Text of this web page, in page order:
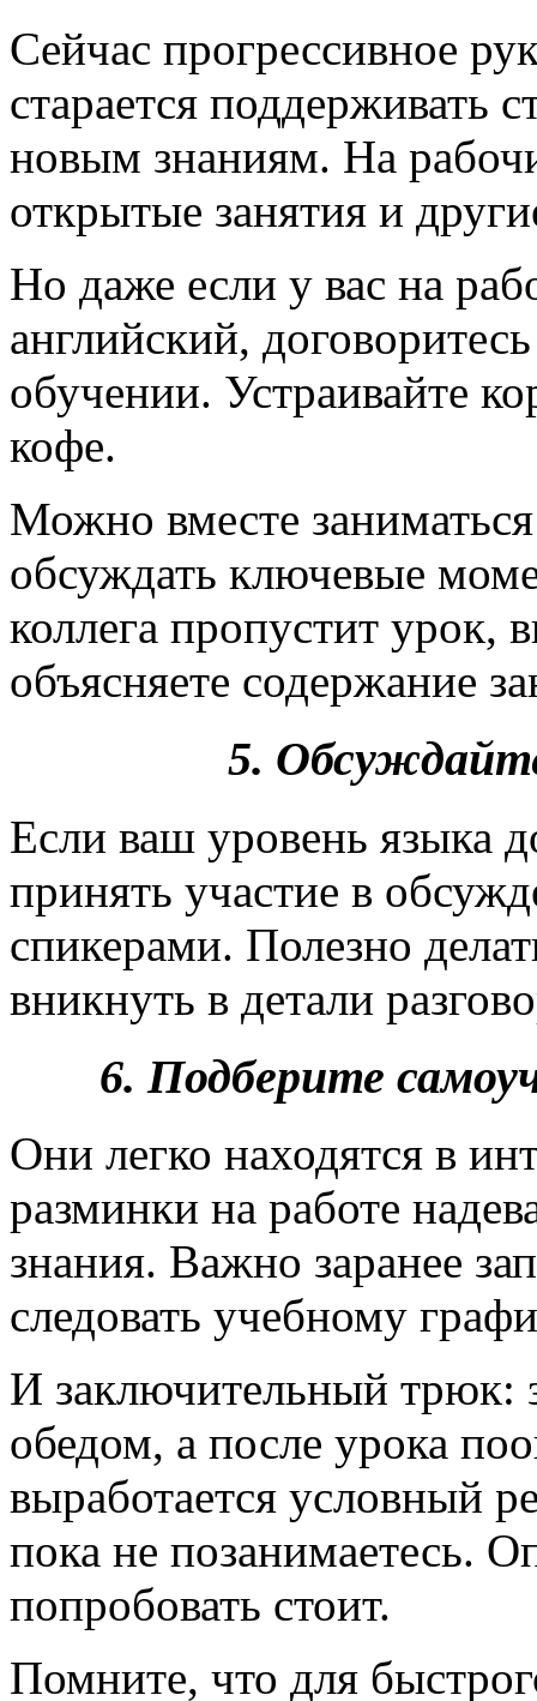
Сейчас прогрессивное
старается поддерживать
новым знаниям. На
открытые занятия и
Но даже если у вас на
английский,
обучении. Устраивайте
кофе.
Можно вместе
обсуждать ключевые
коллега пропустит урок,
объясняете содержание
5.
Если ваш уровень языка
принять участие в
спикерами. Полезно
вникнуть в детали
6. Подберите
Они легко находятся в
разминки на работе
знания. Важно заранее
следовать учебному
И заключительный трюк:
обедом, а после урока
выработается условный
пока не позанимаетесь.
попробовать стоит.
Помните, что для